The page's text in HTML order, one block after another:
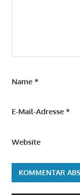
Name *
E-Mail-Adresse *
Website